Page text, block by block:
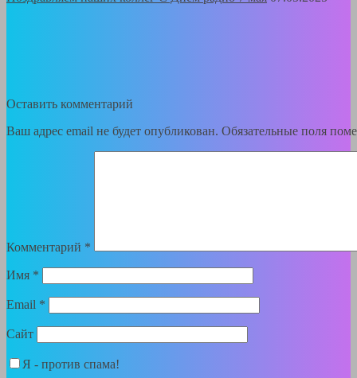
Оставить комментарий
Ваш адрес email не будет опубликован. Обязательные поля
Комментарий *
Имя *
Email *
Сайт
Я - против спама!